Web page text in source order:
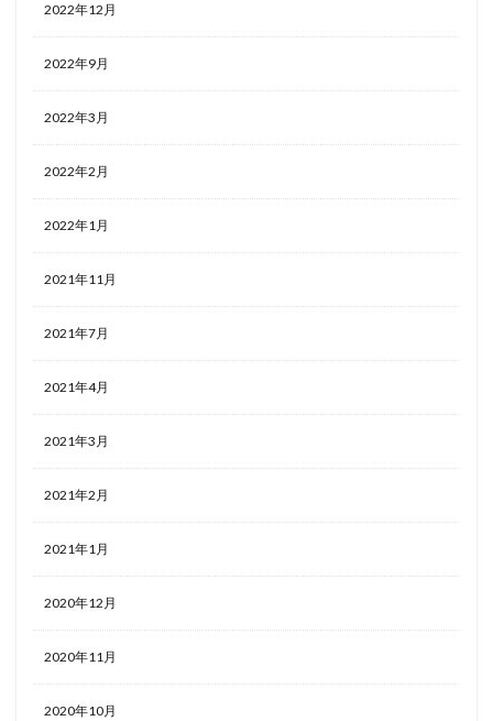
2022年12月
2022年9月
2022年3月
2022年2月
2022年1月
2021年11月
2021年7月
2021年4月
2021年3月
2021年2月
2021年1月
2020年12月
2020年11月
2020年10月